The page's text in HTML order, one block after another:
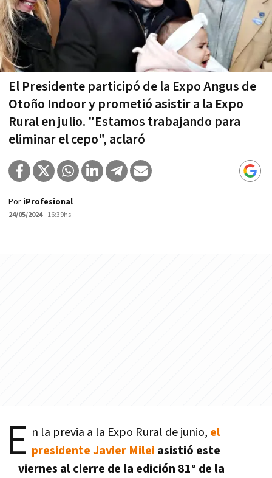
El Presidente participó de la Expo Angus de
Otoño Indoor y prometió asistir a la Expo
Rural en julio. "Estamos trabajando para
eliminar el cepo", aclaró
Por iProfesional
24/05/2024- 16:39hs
E n la previa a la Expo Rural de junio, el
presidente Javier Milei asistió este
viernes al cierre de la edición 81° de la